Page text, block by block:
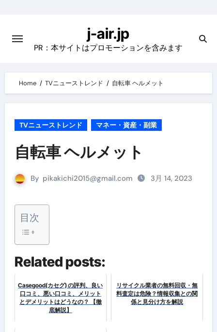
content
j-air.jp
PR：本サイトはプロモーションを含みます
Home TVニューストレンド 自転車 ヘルメット
TVニューストレンド マネー・資産・副業
自転車 ヘルメット
By pikakichi2015@gmail.com 3月 14, 2023
目次
Related posts:
Casegood(カセグ) の評判、良い
口コミ、悪い口コミ、メリット
とデメリットはどうなの？ 【徹
底解説】
リサイクル業者の無料回収・無
料査定は危険？情報収集との関
係と見分け方を解説